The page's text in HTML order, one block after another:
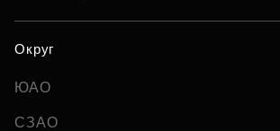
Округ
ЮАО
СЗАО